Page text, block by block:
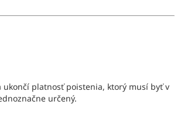
ukončí platnosť poistenia, ktorý musí byť v
určený.